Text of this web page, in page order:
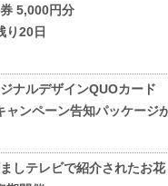
5,000円分
り20日
ナルデザインQUOカード
ャンペーン告知パッケージ
しテレビで紹介されたお花